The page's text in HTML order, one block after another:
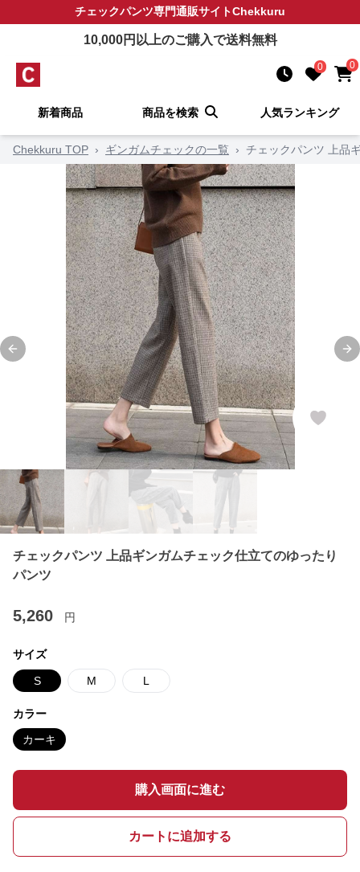
チェックパンツ専門通販サイトChekkuru
10,000円以上のご購入で送料無料
0 0
新着商品 商品を検索 人気ランキング
Chekkuru TOP › ギンガムチェックの一覧 › チェックパンツ 上品
Previous slide
チェックパンツ 上品ギンガムチェック仕立てのゆったり
パンツ
5,260 円
サイズ
S M L
カラー
カーキ
購入画面に進む
カートに追加する